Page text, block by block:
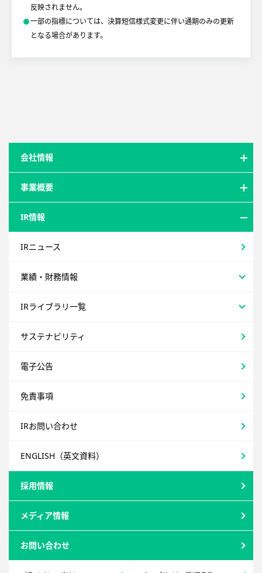
反映されません。
一部の指標については、決算短信様式変更に伴い通期のみの更新
となる場合があります。
会社情報
事業概要
IR情報
IRニュース
業績・財務情報
IRライブラリ一覧
サステナビリティ
電子公告
免責事項
IRお問い合わせ
ENGLISH（英文資料）
採用情報
メディア情報
お問い合わせ